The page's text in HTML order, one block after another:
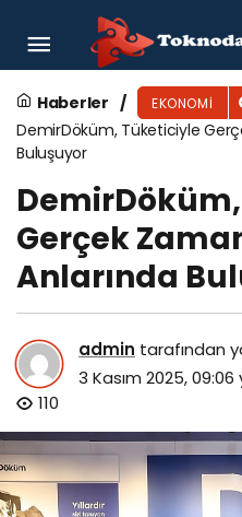
Haberler EKONOMI
DemirDöküm, Tüketiciyle
Buluşuyor
Gerçek
Anlarında
admin tarafından
3 Kasım 2025, 09:06
110
İSU’dan Başiskele,
entegre altyapı